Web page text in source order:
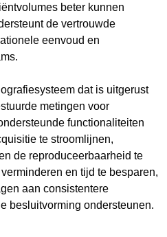
beter kunnen
de vertrouwde
eenvoud en
dat is uitgerust
metingen voor
functionaliteiten
te stroomlijnen,
de reproduceerbaarheid te
en tijd te besparen,
aan consistentere
besluitvorming ondersteunen.